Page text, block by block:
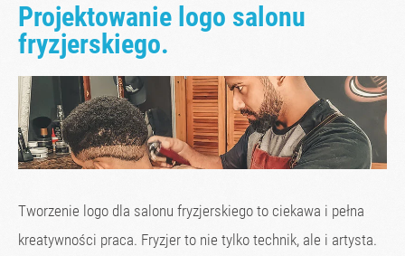
Projektowanie logo salonu
fryzjerskiego.
Tworzenie logo dla salonu fryzjerskiego to ciekawa i pełna
kreatywności praca. Fryzjer to nie tylko technik, ale i artysta.